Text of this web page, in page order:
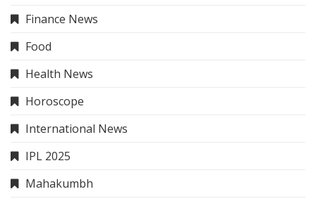
Finance News
Food
Health News
Horoscope
International News
IPL 2025
Mahakumbh